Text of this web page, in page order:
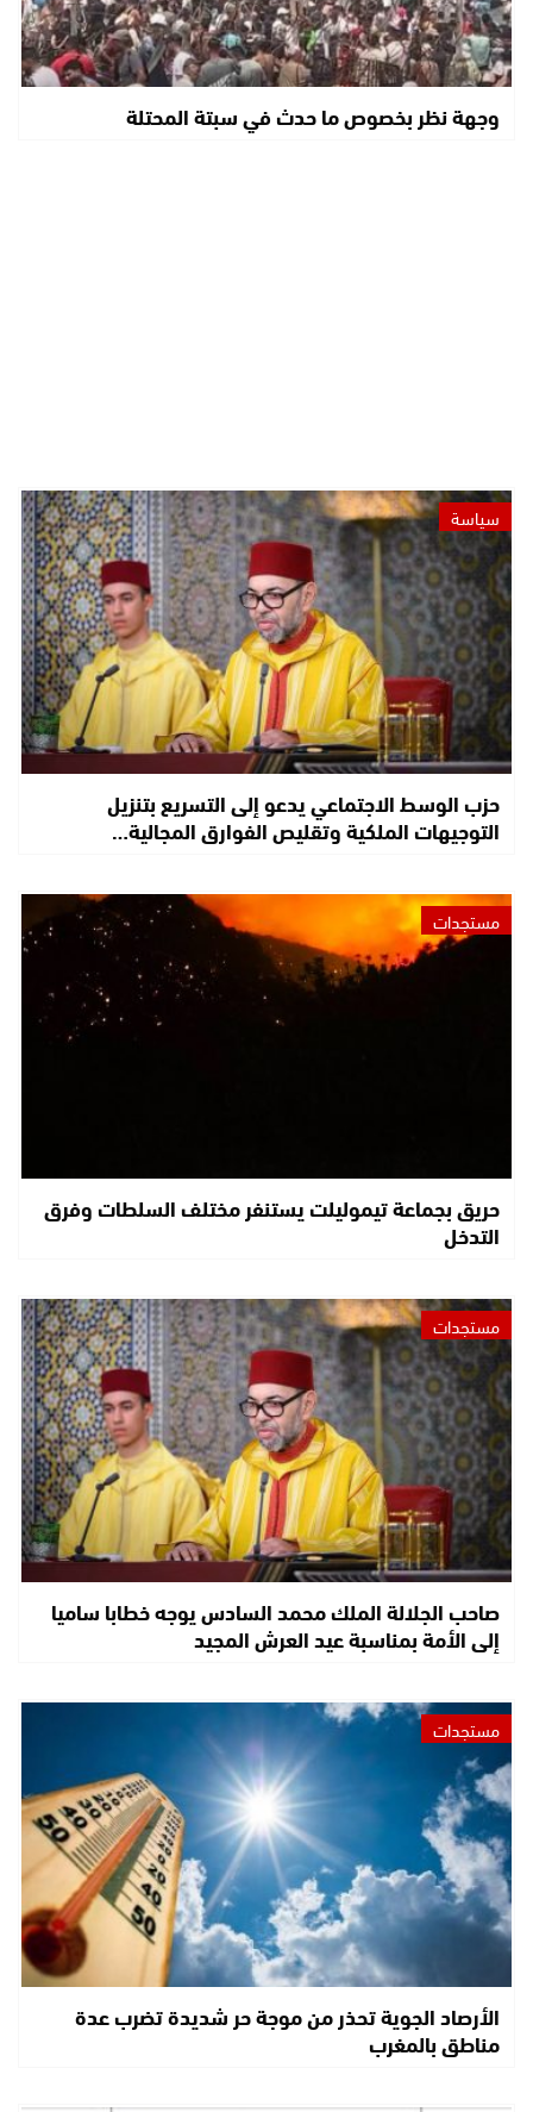
وجهة نظر بخصوص ما حدث في سبتة المحتلة
سياسة
حزب الوسط الاجتماعي يدعو إلى التسريع بتنزيل
التوجيهات الملكية وتقليص الفوارق المجالية…
مستجدات
حريق بجماعة تيموليلت يستنفر مختلف السلطات وفرق
التدخل
مستجدات
صاحب الجلالة الملك محمد السادس يوجه خطابا ساميا
إلى الأمة بمناسبة عيد العرش المجيد
مستجدات
الأرصاد الجوية تحذر من موجة حر شديدة تضرب عدة
مناطق بالمغرب